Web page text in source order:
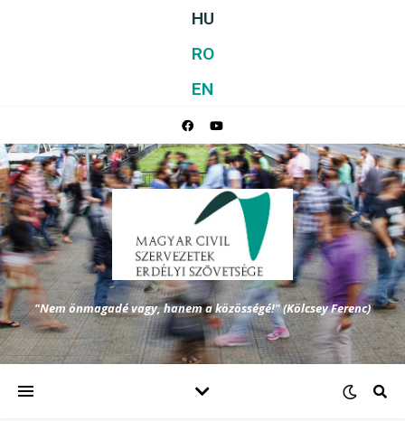
HU
RO
EN
"Nem önmagadé vagy, hanem a közösségé!" (Kölcsey Ferenc)